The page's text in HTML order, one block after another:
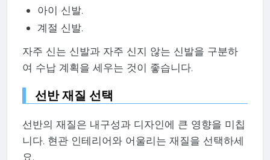
아이 신발.
계절 신발.
자주 신는 신발과 자주 신지 않는 신발을 구분하
여 수납 계획을 세우는 것이 좋습니다.
선반 재질 선택
선반의 재질은 내구성과 디자인에 큰 영향을 미칩
니다. 현관 인테리어와 어울리는 재질을 선택하세
요.